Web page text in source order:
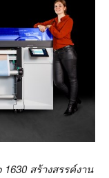
1630 สร้างสรรค์งาน